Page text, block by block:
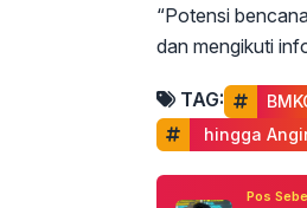
“Potensi
dan mengikuti
TAG:
hingga
Pos